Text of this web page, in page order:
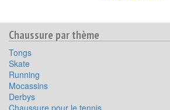
Chaussure par thème
Tongs
Skate
Running
Mocassins
Derbys
Chaussure pour le tennis